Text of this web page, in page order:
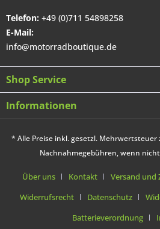
Telefon: +49 (0)711 54898258
E-Mail:
info@motorradboutique.de
Shop Service
Informationen
* Alle Preise inkl. gesetzl. Mehrwertsteuer
Nachnahmegebühren, wenn
Über uns Kontakt
Versand und
Widerrufsrecht
Datenschutz
Batterieverordnung